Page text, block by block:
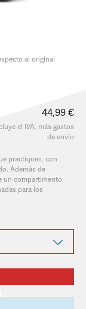
al original
44,99 €
el IVA, más gastos
de envío
practiques, con
Además de
un compartimento
para los